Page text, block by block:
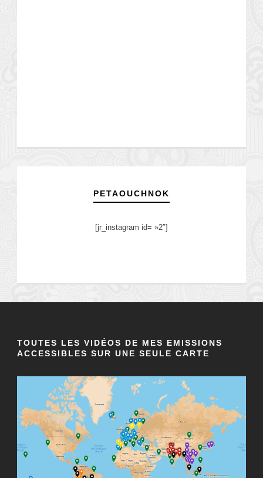
PETAOUCHNOK
[jr_instagram id= »2″]
TOUTES LES VIDÉOS DE MES EMISSIONS
ACCESSIBLES SUR UNE SEULE CARTE